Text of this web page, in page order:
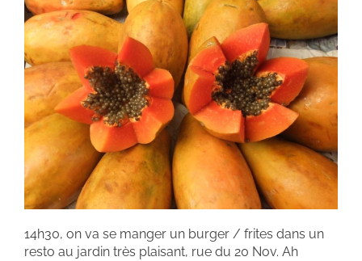
14h30, on va se manger un burger / frites dans un
resto au jardin très plaisant, rue du 20 Nov. Ah